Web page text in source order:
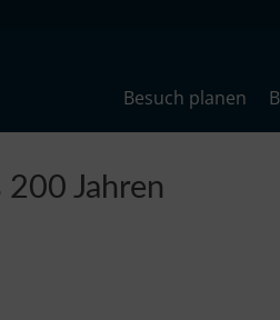
Besuch planen
Jahren